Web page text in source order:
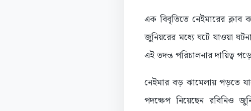
এক বিবৃতিতে নেইমারের
জুনিয়রের মধ্যে ঘটে যাওয়া
এই তদন্ত পরিচালনার দায়িত্ব
নেইমার বড় ঝামেলায় পড়তে
পদক্ষেপ নিয়েছেন রবিনিও